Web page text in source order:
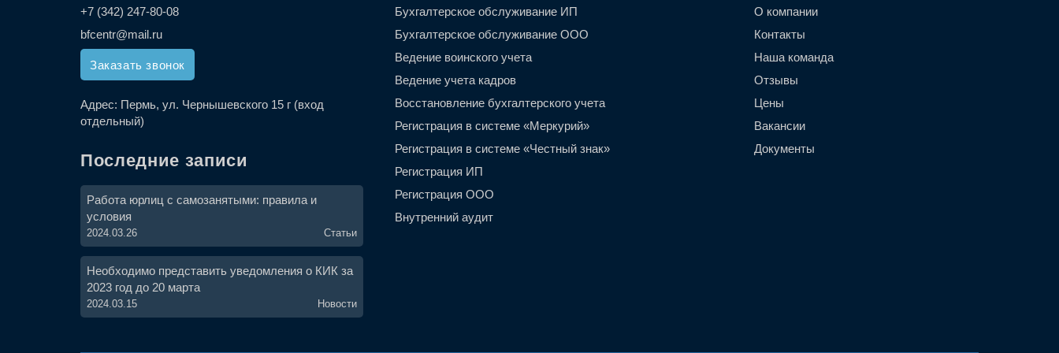
+7 (342) 247-80-08
bfcentr@mail.ru
Заказать звонок
Адрес: Пермь, ул. Чернышевского 15 г (вход
отдельный)
Последние записи
Работа юрлиц с самозанятыми: правила и
условия
2024.03.26 Статьи
Необходимо представить уведомления о КИК за
2023 год до 20 марта
2024.03.15 Новости
Бухгалтерское обслуживание ИП
Бухгалтерское обслуживание ООО
Ведение воинского учета
Ведение учета кадров
Восстановление бухгалтерского учета
Регистрация в системе «Меркурий»
Регистрация в системе «Честный знак»
Регистрация ИП
Регистрация ООО
Внутренний аудит
О компании
Контакты
Наша команда
Отзывы
Цены
Вакансии
Документы